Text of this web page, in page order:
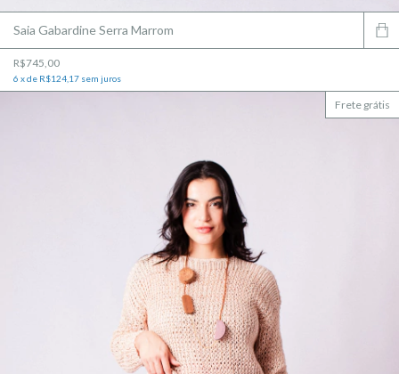
Saia Gabardine Serra Marrom
R$745,00
6 xde R$124,17 sem juros
Frete grátis